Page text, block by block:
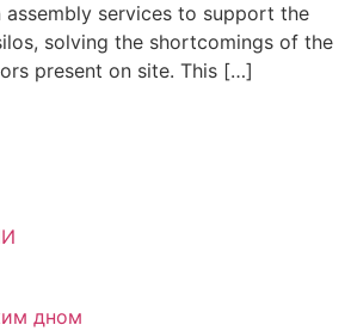
assembly services to support the
solving the shortcomings of the
present on site. This […]
дном